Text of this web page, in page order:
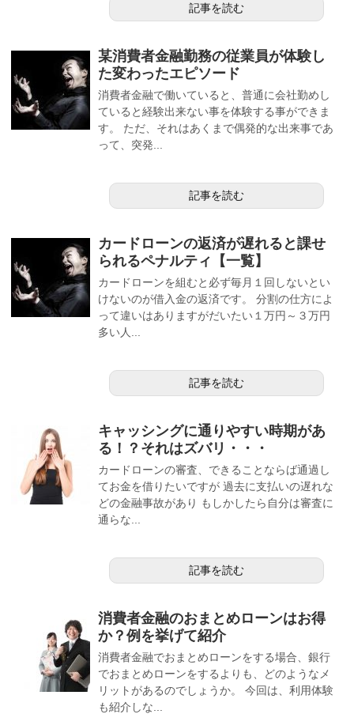
記事を読む
某消費者金融勤務の従業員が体験し
た変わったエピソード
消費者金融で働いていると、普通に会社勤めし
ていると経験出来ない事を体験する事ができま
す。 ただ、それはあくまで偶発的な出来事であ
って、突発...
記事を読む
カードローンの返済が遅れると課せ
られるペナルティ【一覧】
カードローンを組むと必ず毎月１回しないとい
けないのが借入金の返済です。 分割の仕方によ
って違いはありますがだいたい１万円～３万円
多い人...
記事を読む
キャッシングに通りやすい時期があ
る！？それはズバリ・・・
カードローンの審査、できることならば通過し
てお金を借りたいですが 過去に支払いの遅れな
どの金融事故があり もしかしたら自分は審査に
通らな...
記事を読む
消費者金融のおまとめローンはお得
か？例を挙げて紹介
消費者金融でおまとめローンをする場合、銀行
でおまとめローンをするよりも、どのようなメ
リットがあるのでしょうか。 今回は、利用体験
も紹介しな...